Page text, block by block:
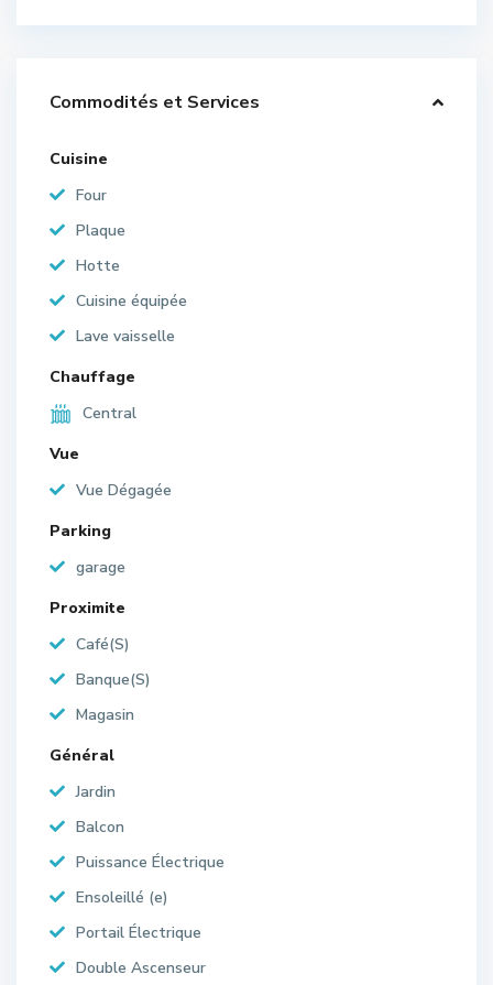
Commodités et Services
Cuisine
Four
Plaque
Hotte
Cuisine équipée
Lave vaisselle
Chauffage
Central
Vue
Vue Dégagée
Parking
garage
Proximite
Café(S)
Banque(S)
Magasin
Général
Jardin
Balcon
Puissance Électrique
Ensoleillé (e)
Portail Électrique
Double Ascenseur